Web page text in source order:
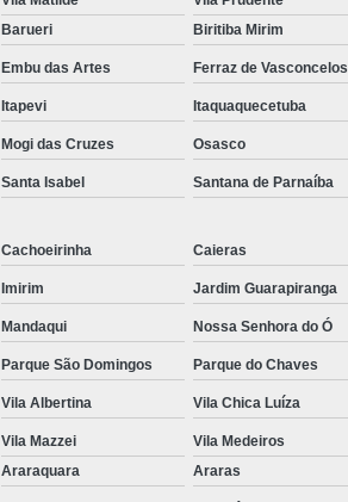
Barueri Biritiba Mirim
Embu das Artes Ferraz de Vasconcelos
Itapevi Itaquaquecetuba
Mogi das Cruzes Osasco
Santa Isabel Santana de Parnaíba
Cachoeirinha Caieras
Imirim Jardim Guarapiranga
Mandaqui Nossa Senhora do Ó
Parque São Domingos Parque do Chaves
Vila Albertina Vila Chica Luíza
Vila Mazzei
Vila Medeiros
Araraquara Araras